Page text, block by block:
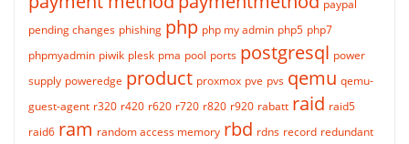
paypal
pending changes phishing php php my admin php5 php7
phpmyadmin piwik plesk pma pool ports postgresql power
supply poweredge product proxmox pve pvs qemu qemu-
guest-agent r320 r420 r620 r720 r820 r920 rabatt raid raid5
raid6 ram random access memory rbd rdns record redundant